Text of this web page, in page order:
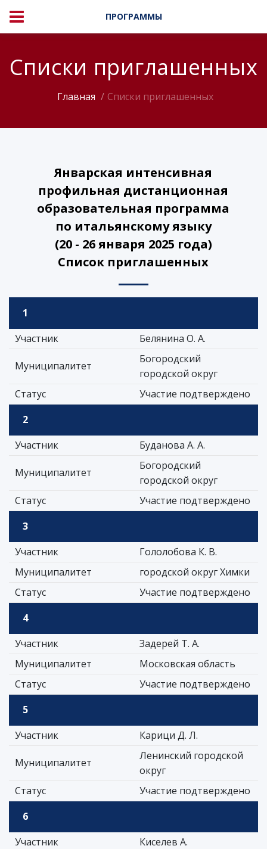
ПРОГРАММЫ
Списки приглашенных
Главная Списки приглашенных
Январская интенсивная
профильная дистанционная
образовательная программа
по итальянскому языку
(20 - 26 января 2025 года)
Список приглашенных
1
Участник
Белянина О. А.
Муниципалитет
Богородский
городской округ
Статус
Участие подтверждено
2
Участник
Буданова А. А.
Муниципалитет
Богородский
городской округ
Статус
Участие подтверждено
3
Участник
Гололобова К. В.
Муниципалитет
городской округ Химки
Статус
Участие подтверждено
4
Участник
Задерей Т. А.
Муниципалитет
Московская область
Статус
Участие подтверждено
5
Участник
Карици Д. Л.
Муниципалитет
Ленинский городской
округ
Статус
Участие подтверждено
6
Участник
Киселев А.